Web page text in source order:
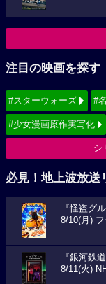
注目の映画を探す
#スターウォーズ #
#少女漫画原作実写化
シ
必見！地上波放送
『怪盗グ
8/10(月)
『銀河鉄
8/11(火)